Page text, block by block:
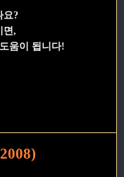
요?
면,
움이 됩니다!